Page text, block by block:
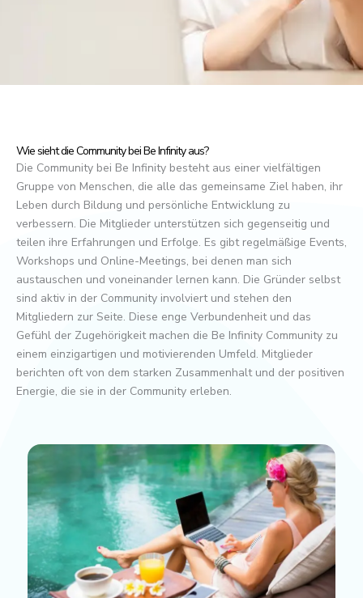
Wie sieht die Community bei Be Infinity aus?
Die Community bei Be Infinity besteht aus einer vielfältigen
Gruppe von Menschen, die alle das gemeinsame Ziel haben, ihr
Leben durch Bildung und persönliche Entwicklung zu
verbessern. Die Mitglieder unterstützen sich gegenseitig und
teilen ihre Erfahrungen und Erfolge. Es gibt regelmäßige Events,
Workshops und Online-Meetings, bei denen man sich
austauschen und voneinander lernen kann. Die Gründer selbst
sind aktiv in der Community involviert und stehen den
Mitgliedern zur Seite. Diese enge Verbundenheit und das
Gefühl der Zugehörigkeit machen die Be Infinity Community zu
einem einzigartigen und motivierenden Umfeld. Mitglieder
berichten oft von dem starken Zusammenhalt und der positiven
Energie, die sie in der Community erleben.